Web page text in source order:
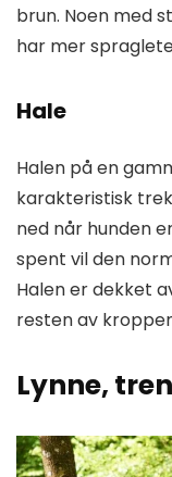
brun. Noen med
har mer
Hale
Halen på en
karakteristisk
ned når hunden
spent vil den
Halen er dekket
resten av
Lynne,